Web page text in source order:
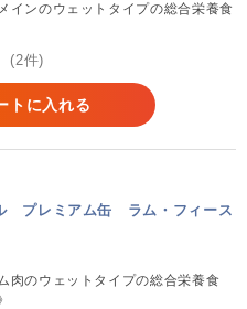
インのウェットタイプの総合栄養食
(2件)
トに入れる
プレミアム缶 ラム・フィース
肉のウェットタイプの総合栄養食